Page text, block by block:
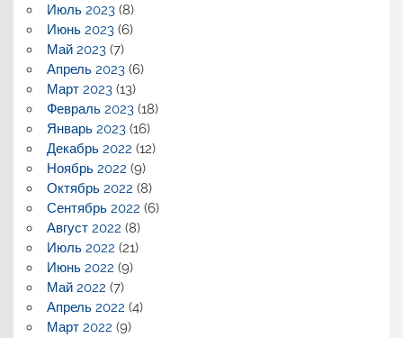
Июль 2023(8)
Июнь 2023(6)
Май 2023(7)
Апрель 2023(6)
Март 2023(13)
Февраль 2023(18)
Январь 2023(16)
Декабрь 2022 (12)
Ноябрь 2022 (9)
Октябрь 2022 (8)
Сентябрь 2022 (6)
Август 2022 (8)
Июль 2022 (21)
Июнь 2022 (9)
Май 2022 (7)
Апрель 2022 (4)
Март 2022 (9)